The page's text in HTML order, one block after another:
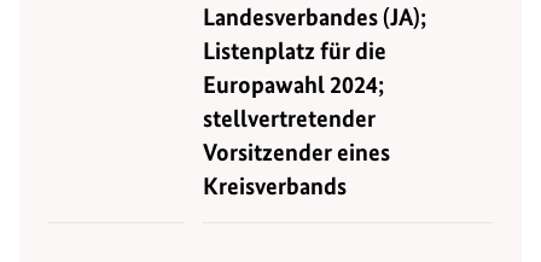
Landesverbandes (JA);
Listenplatz für die
Europawahl 2024;
stellvertretender
Vorsitzender eines
Kreisverbands